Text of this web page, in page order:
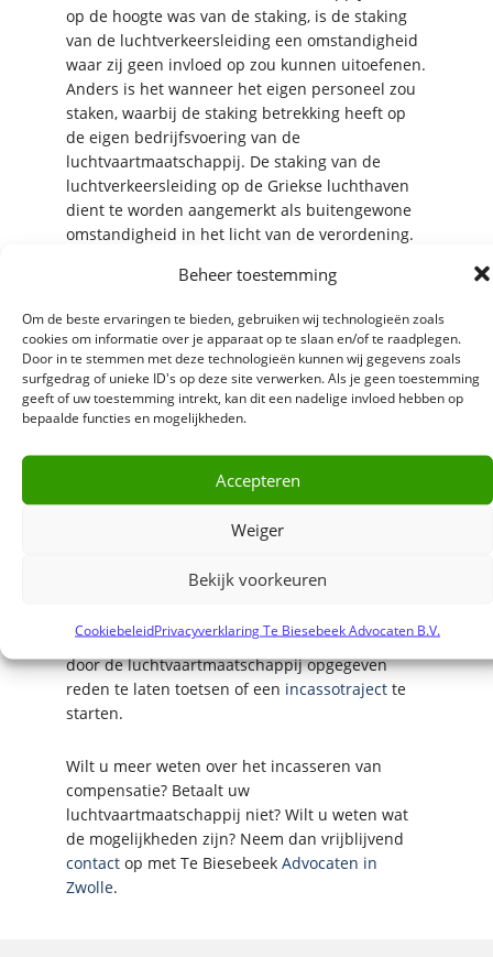
Beheer toestemming
Om de beste ervaringen te bieden, gebruiken wij technologieën zoals
cookies om informatie over je apparaat op te slaan en/of te raadplegen.
Door in te stemmen met deze technologieën kunnen wij gegevens zoals
surfgedrag of unieke ID's op deze site verwerken. Als je geen toestemming
geeft of uw toestemming intrekt, kan dit een nadelige invloed hebben op
bepaalde functies en mogelijkheden.
Accepteren
Weiger
Bekijk voorkeuren
CookiebeleidPrivacyverklaring Te Biesebeek Advocaten B.V.
op de hoogte was van de staking, is de staking
van de luchtverkeersleiding een omstandigheid
waar zij geen invloed op zou kunnen uitoefenen.
Anders is het wanneer het eigen personeel zou
staken, waarbij de staking betrekking heeft op
de eigen bedrijfsvoering van de
luchtvaartmaatschappij. De staking van de
luchtverkeersleiding op de Griekse luchthaven
dient te worden aangemerkt als buitengewone
omstandigheid in het licht van de verordening.
passagiers per SMS op de hoogte gesteld van de
geregeld. De kantonrechter wijst de vordering
van de passagiers af.
Incasseren compensatie
luchtvaartmaatschappij ten onrechte stelt dat
een vertraging of annulering van een vlucht
veroorzaakt. De luchtvaartmaatschappijen
betaling van compensatie te omzeilen. Indien de
compensatie te voldoen, is het verstandig de
door de luchtvaartmaatschappij opgegeven
reden te laten toetsen of een incassotraject te
starten.
Wilt u meer weten over het incasseren van
compensatie? Betaalt uw
luchtvaartmaatschappij niet? Wilt u weten wat
de mogelijkheden zijn? Neem dan vrijblijvend
contact op met Te Biesebeek Advocaten in
Zwolle.